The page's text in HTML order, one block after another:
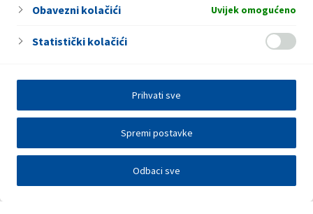
Obavezni kolačići Uvijek omogućeno
Statistički kolačići
Odbaci sve
Spremi postavke
Prihvati sve